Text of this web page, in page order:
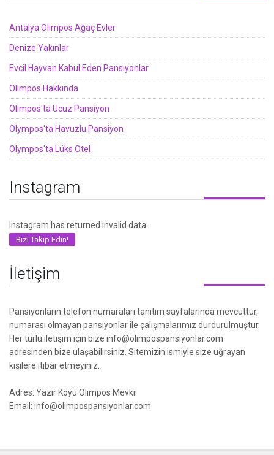
Antalya Olimpos Ağaç Evler
Denize Yakınlar
Evcil Hayvan Kabul Eden Pansiyonlar
Olimpos Hakkında
Olimpos'ta Ucuz Pansiyon
Olympos'ta Havuzlu Pansiyon
Olympos'ta Lüks Otel
Instagram
Instagram has returned invalid data.
Bizi Takip Edin!
İletişim
Pansiyonların telefon numaraları tanıtım sayfalarında mevcuttur,
numarası olmayan pansiyonlar ile çalışmalarımız durdurulmuştur.
Her türlü iletişim için bize info@olimpospansiyonlar.com
adresinden bize ulaşabilirsiniz. Sitemizin ismiyle size uğrayan
kişilere itibar etmeyiniz.
Adres: Yazır Köyü Olimpos Mevkii
Email: info@olimpospansiyonlar.com